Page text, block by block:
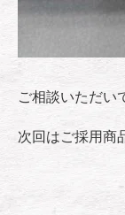
ご相談いただい
次回はご採用商